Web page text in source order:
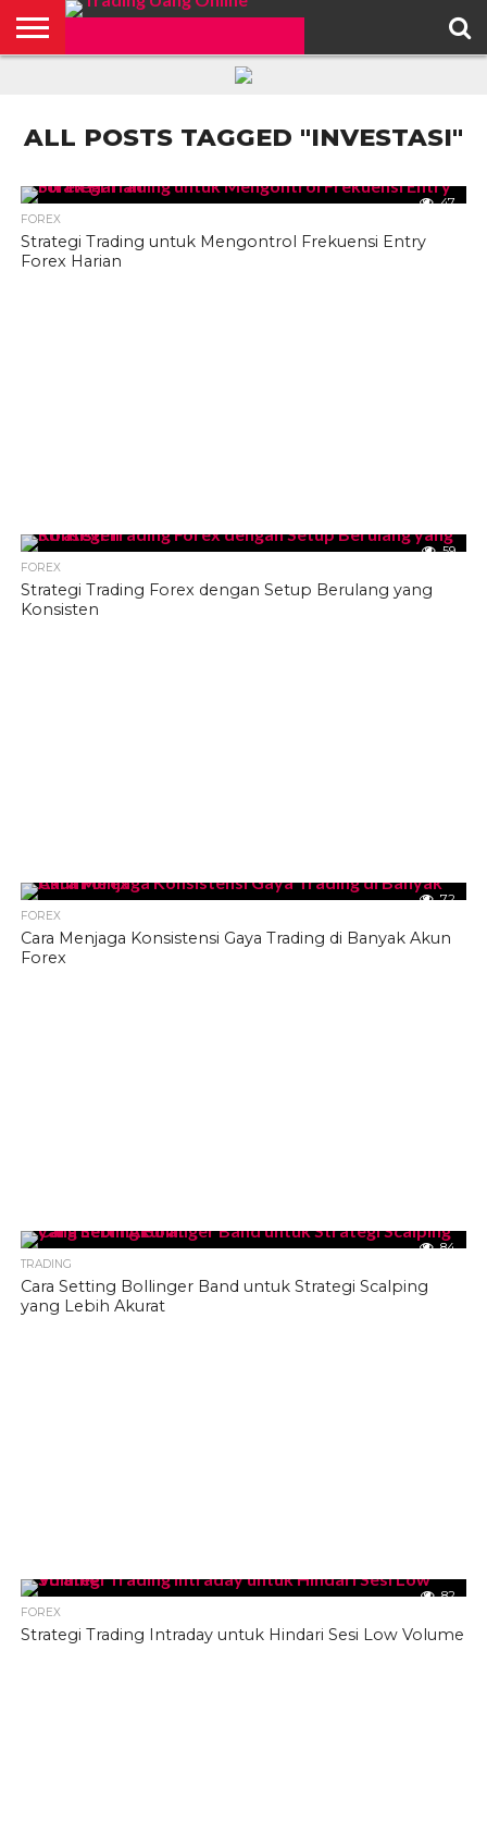
ALL POSTS TAGGED "INVESTASI"
47
FOREX
Strategi Trading untuk Mengontrol Frekuensi Entry
Forex Harian
59
FOREX
Strategi Trading Forex dengan Setup Berulang yang
Konsisten
72
FOREX
Cara Menjaga Konsistensi Gaya Trading di Banyak Akun
Forex
84
TRADING
Cara Setting Bollinger Band untuk Strategi Scalping
yang Lebih Akurat
82
FOREX
Strategi Trading Intraday untuk Hindari Sesi Low Volume